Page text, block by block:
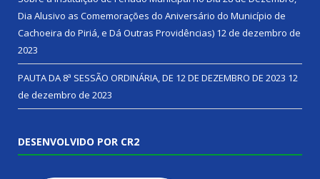
Dia Alusivo as Comemorações do Aniversário do Município de
Cachoeira do Piriá, e Dá Outras Providências) 12 de dezembro de
2023
PAUTA DA 8ª SESSÃO ORDINÁRIA, DE 12 DE DEZEMBRO DE 2023 12
de dezembro de 2023
DESENVOLVIDO POR CR2